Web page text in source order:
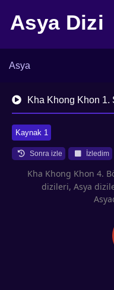
Asya Dizi
Asya
Kha Khong Khon 1.
Kaynak 1
Sonra izle İzledim
Kha Khong Khon 4.
dizileri, Asya